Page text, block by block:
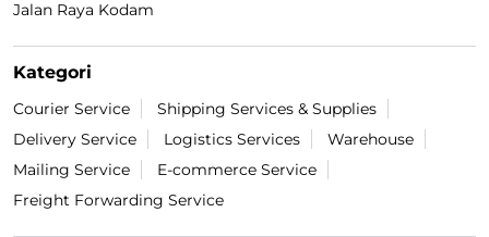
Jalan Raya Kodam
Kategori
Courier Service
Shipping Services & Supplies
Delivery Service
Logistics Services
Warehouse
Mailing Service
E-commerce Service
Freight Forwarding Service